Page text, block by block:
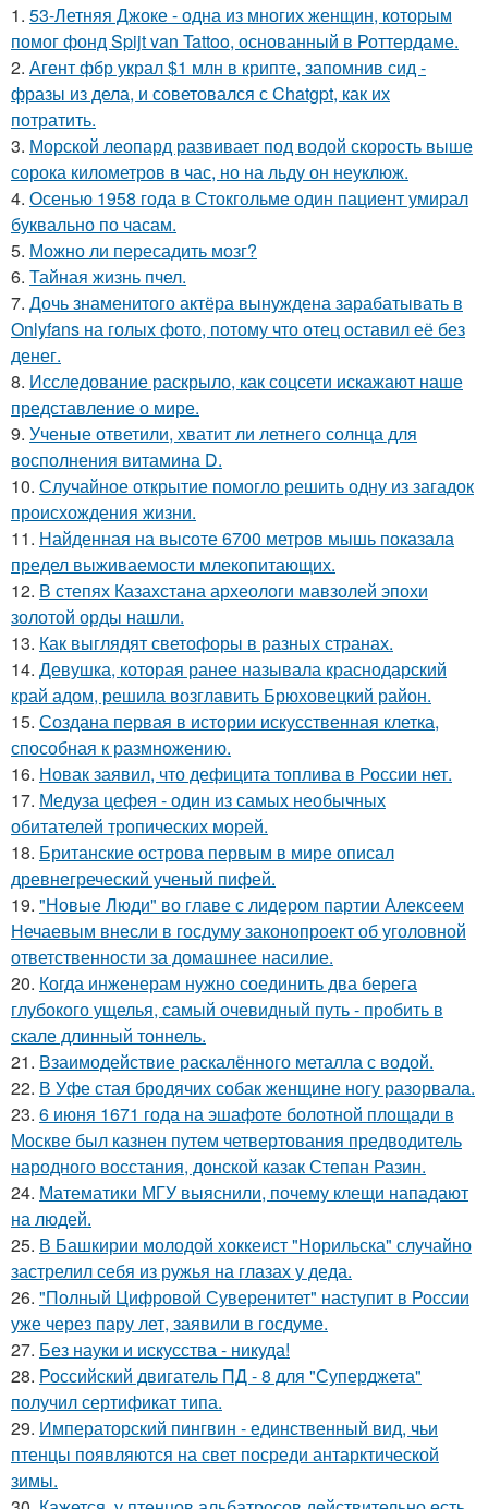
1. 53-Летняя Джоке - одна из многих женщин, которым
помог фонд Spijt van Tattoo, основанный в Роттердаме.
2. Агент фбр украл $1 млн в крипте, запомнив сид -
фразы из дела, и советовался с Chatgpt, как их
потратить.
3. Морской леопард развивает под водой скорость выше
сорока километров в час, но на льду он неуклюж.
4. Осенью 1958 года в Стокгольме один пациент умирал
буквально по часам.
5. Можно ли пересадить мозг?
6. Тайная жизнь пчел.
7. Дочь знаменитого актёра вынуждена зарабатывать в
Onlyfans на голых фото, потому что отец оставил её без
денег.
8. Исследование раскрыло, как соцсети искажают наше
представление о мире.
9. Ученые ответили, хватит ли летнего солнца для
восполнения витамина D.
10. Случайное открытие помогло решить одну из загадок
происхождения жизни.
11. Найденная на высоте 6700 метров мышь показала
предел выживаемости млекопитающих.
12. В степях Казахстана археологи мавзолей эпохи
золотой орды нашли.
13. Как выглядят светофоры в разных странах.
14. Девушка, которая ранее называла краснодарский
край адом, решила возглавить Брюховецкий район.
15. Создана первая в истории искусственная клетка,
способная к размножению.
16. Новак заявил, что дефицита топлива в России нет.
17. Медуза цефея - один из самых необычных
обитателей тропических морей.
18. Британские острова первым в мире описал
древнегреческий ученый пифей.
19. "Новые Люди" во главе с лидером партии Алексеем
Нечаевым внесли в госдуму законопроект об уголовной
ответственности за домашнее насилие.
20. Когда инженерам нужно соединить два берега
глубокого ущелья, самый очевидный путь - пробить в
скале длинный тоннель.
21. Взаимодействие раскалённого металла с водой.
22. В Уфе стая бродячих собак женщине ногу разорвала.
23. 6 июня 1671 года на эшафоте болотной площади в
Москве был казнен путем четвертования предводитель
народного восстания, донской казак Степан Разин.
24. Математики МГУ выяснили, почему клещи нападают
на людей.
25. В Башкирии молодой хоккеист "Норильска" случайно
застрелил себя из ружья на глазах у деда.
26. "Полный Цифровой Суверенитет" наступит в России
уже через пару лет, заявили в госдуме.
27. Без науки и искусства - никуда!
28. Российский двигатель ПД - 8 для "Суперджета"
получил сертификат типа.
29. Императорский пингвин - единственный вид, чьи
птенцы появляются на свет посреди антарктической
зимы.